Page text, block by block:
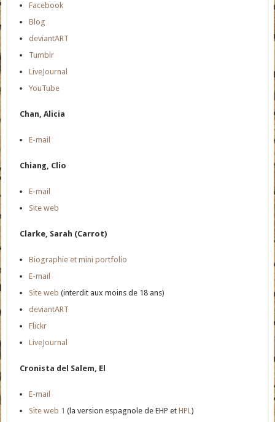
Facebook
Blog
deviantART
Tumblr
LiveJournal
YouTube
Chan, Alicia
E-mail
Chiang, Clio
E-mail
Site web
Clarke, Sarah (Carrot)
Biographie et mini portfolio
E-mail
Site web (interdit aux moins de 18 ans)
deviantART
Flickr
LiveJournal
Cronista del Salem, El
E-mail
Site web 1 (la version espagnole de EHP etHPL)